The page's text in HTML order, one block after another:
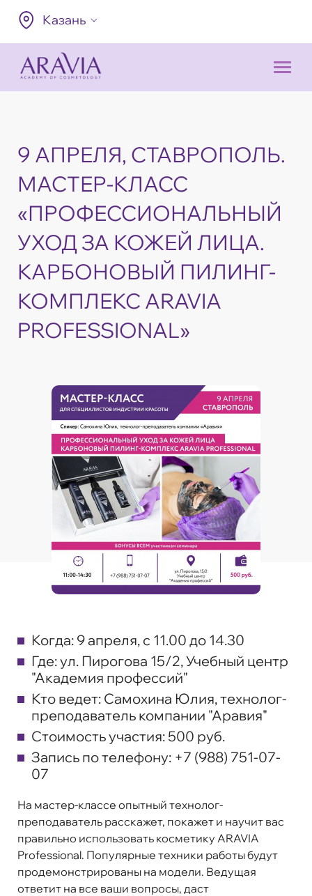
Казань
9 АПРЕЛЯ, СТАВРОПОЛЬ.
МАСТЕР-КЛАСС
«ПРОФЕССИОНАЛЬНЫЙ
УХОД ЗА КОЖЕЙ ЛИЦА.
КАРБОНОВЫЙ ПИЛИНГ-
КОМПЛЕКС ARAVIA
PROFESSIONAL»
Когда: 9 апреля, с 11.00 до 14.30
Где:ул. Пирогова 15/2, Учебный центр
"Академия профессий"
Кто ведет: Самохина Юлия, технолог-
преподаватель компании "Аравия"
Стоимость участия: 500 руб.
Запись по телефону: +7 (988) 751-07-
07
На мастер-классе опытный технолог-
преподаватель расскажет, покажет и научит вас
правильно использовать косметику ARAVIA
Professional. Популярные техники работы будут
продемонстрированы на модели. Ведущая
ответит на все ваши вопросы, даст